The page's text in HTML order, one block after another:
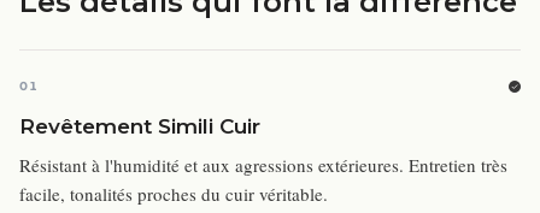
01
Revêtement Simili Cuir
Résistant à l'humidité et aux agressions extérieures. Entretien très
facile, tonalités proches du cuir véritable.